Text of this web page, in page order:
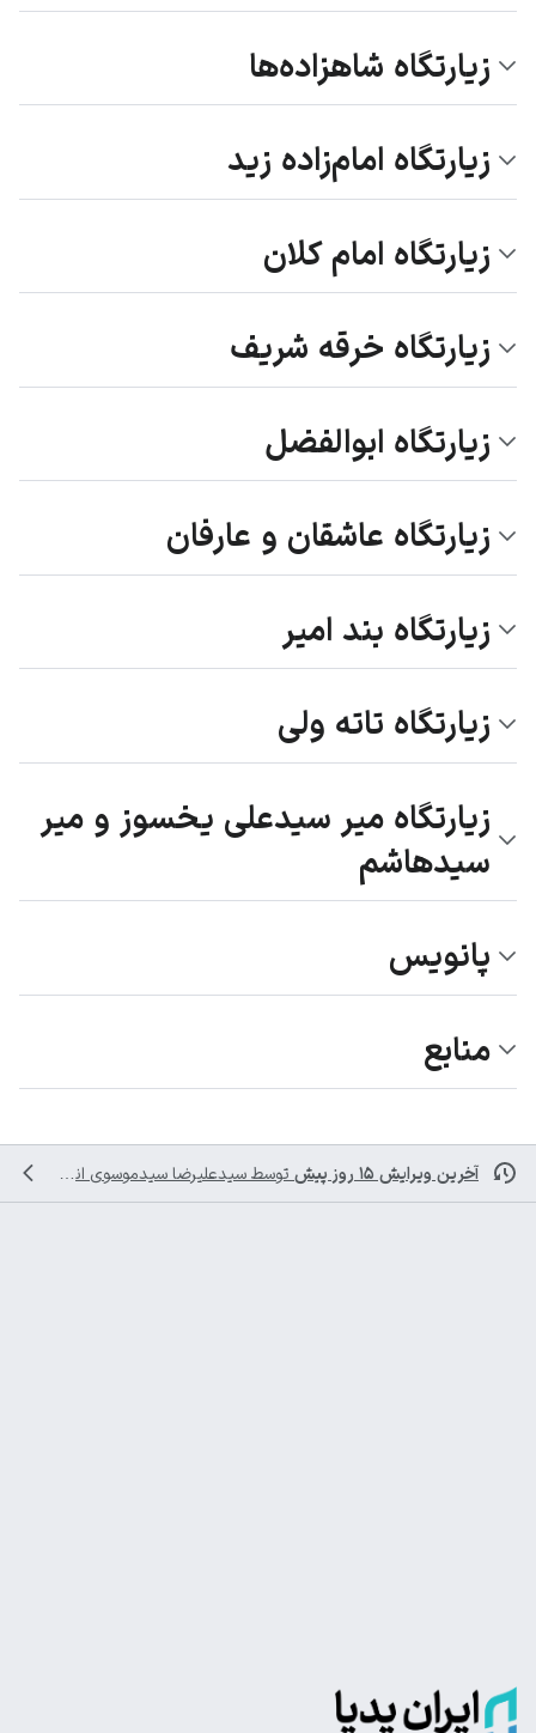
زیارتگاه شاهزاده‌ها
زیارتگاه امام‌زاده زید
زیارتگاه امام کلان
زیارتگاه خرقه شریف
زیارتگاه ابوالفضل
زیارتگاه عاشقان و عارفان
زیارتگاه بند امیر
زیارتگاه تاته ولی
زیارتگاه میر سیدعلی یخسوز و میر
سیدهاشم
پانویس
منابع
آخرین ویرایش ۱۵ روز پیش توسط سیدعلیرضا سیدموسوی انجام شده است